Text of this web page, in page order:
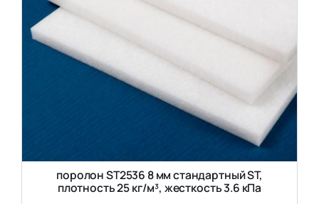
поролон ST2536 8 мм стандартный ST,
плотность 25 кг/м³, жесткость 3.6 кПа